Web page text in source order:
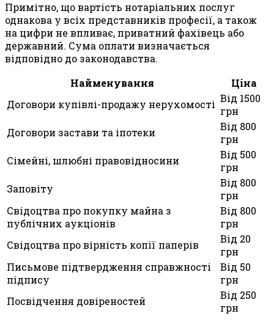
Примітно, що вартість нотаріальних послуг
однакова у всіх представників професії, а також
на цифри не впливає, приватний фахівець або
державний. Сума оплати визначається
відповідно до законодавства.
Найменування
Ціна
Договори купівлі-продажу нерухомості Від 1500
грн
Договори застави та іпотеки
Від 800
грн
Сімейні, шлюбні правовідносини
Від 500
грн
Заповіту
Від 800
грн
Свідоцтва про покупку майна з
публічних аукціонів
Від 800
грн
Свідоцтва про вірність копії паперів
Від 20
грн
Письмове підтвердження справжності
підпису
Від 50
грн
Посвідчення довіреностей
Від 250
грн